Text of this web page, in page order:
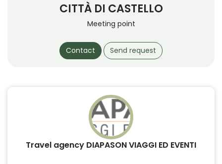
CITTÀ DI CASTELLO
Meeting point
Contact Send request
Travel agency DIAPASON VIAGGI ED EVENTI